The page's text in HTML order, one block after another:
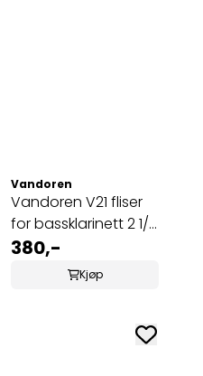
Vandoren
Vandoren V21 fliser
for bassklarinett 2 1/2
(CR8225)
380,-
Kjøp